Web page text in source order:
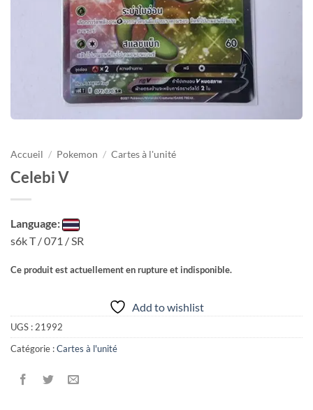
Accueil / Pokemon / Cartes à l'unité
Celebi V
Language:
s6k T / 071 / SR
Ce produit est actuellement en rupture et indisponible.
Add to wishlist
UGS : 21992
Catégorie :Cartes à l'unité